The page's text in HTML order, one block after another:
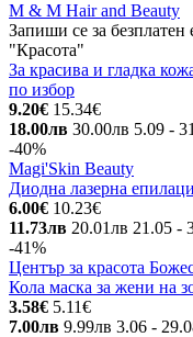
M & M Hair and Beauty
Запиши се за
"Красота"
За красива и гладка
по избор
9.20€ 15.34€
18.00лв 30.00лв 5.09 -
-40%
Magi'Skin Beauty
Диодна лазерна
6.00€ 10.23€
11.73лв 20.01лв 21.05 -
-41%
Център за красота
Кола маска за жени на
3.58€ 5.11€
7.00лв 9.99лв 3.06 -